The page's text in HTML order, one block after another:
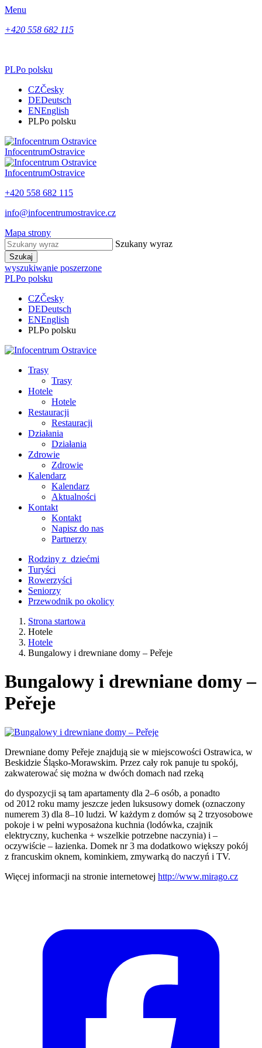
Menu
+420 558 682 115
PLPo polsku
CZČesky
DEDeutsch
ENEnglish
PLPo polsku
InfocentrumOstravice
InfocentrumOstravice
+420 558 682 115
info@infocentrumostravice.cz
Mapa strony
Szukany wyraz
Szukaj
wyszukiwanie poszerzone
PLPo polsku
CZČesky
DEDeutsch
ENEnglish
PLPo polsku
Trasy
Trasy
Hotele
Hotele
Restauracji
Restauracji
Działania
Działania
Zdrowie
Zdrowie
Kalendarz
Kalendarz
Aktualności
Kontakt
Kontakt
Napisz do nas
Partnerzy
Rodziny z dziećmi
Turyści
Rowerzyści
Seniorzy
Przewodnik po okolicy
Strona startowa
Hotele
Hotele
Bungalowy i drewniane domy – Peřeje
Bungalowy i drewniane domy –
Peřeje
Drewniane domy Peřeje znajdują sie w miejscowości Ostrawica, w
Beskidzie Śląsko-Morawskim. Przez cały rok panuje tu spokój,
zakwaterować się można w dwóch domach nad rzeką
do dyspozycji są tam apartamenty dla 2–6 osób, a ponadto
od 2012 roku mamy jeszcze jeden luksusowy domek (oznaczony
numerem 3) dla 8–10 ludzi. W każdym z domów są 2 trzyosobowe
pokoje i w pełni wyposażona kuchnia (lodówka, czajnik
elektryczny, kuchenka + wszelkie potrzebne naczynia) i –
oczywiście – łazienka. Domek nr 3 ma dodatkowo większy pokój
z francuskim oknem, kominkiem, zmywarką do naczyń i TV.
Więcej informacji na stronie internetowej http://www.mirago.cz